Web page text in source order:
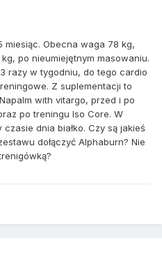
Obecna waga 78 kg,
po nieumiejętnym masowaniu.
razy w tygodniu, do tego cardio
Z suplementacji to
with vitargo, przed i po
po treningu Iso Core. W
dnia białko. Czy są jakieś
dołączyć Alphaburn? Nie